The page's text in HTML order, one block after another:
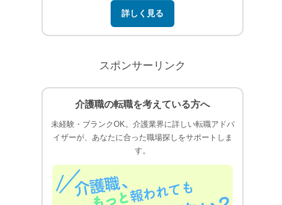
詳しく見る
スポンサーリンク
介護職の転職を考えている方へ
未経験・ブランクOK。介護業界に詳しい転職アドバ
イザーが、あなたに合った職場探しをサポートしま
す。